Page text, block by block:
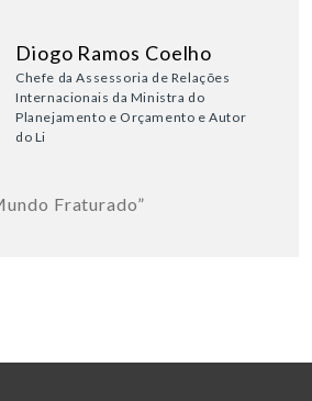
Diogo Ramos Coelho
Chefe da Assessoria de Relações
Internacionais da Ministra do
Planejamento e Orçamento e Autor
do Li
Fraturado”